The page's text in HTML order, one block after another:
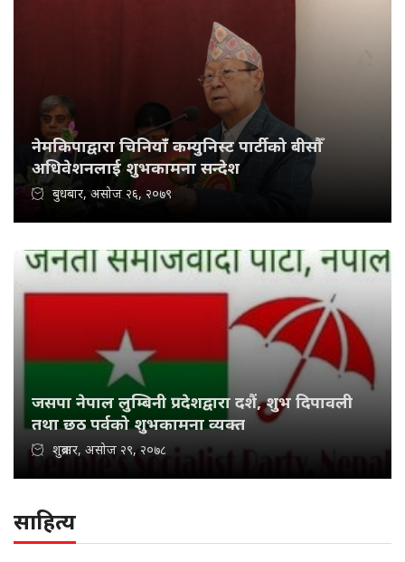
नेमकिपाद्वारा चिनियाँ कम्युनिस्ट पार्टीको बीसौँ
अधिवेशनलाई शुभकामना सन्देश
बुधबार, असोज २६, २०७९
जसपा नेपाल लुम्बिनी प्रदेशद्वारा दशैं, शुभ दिपावली
तथा छठ पर्वको शुभकामना व्यक्त
शुक्रबार, असोज २९, २०७८
साहित्य